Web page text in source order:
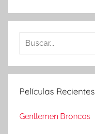
s
a
:
Películas Recientes
Gentlemen Broncos